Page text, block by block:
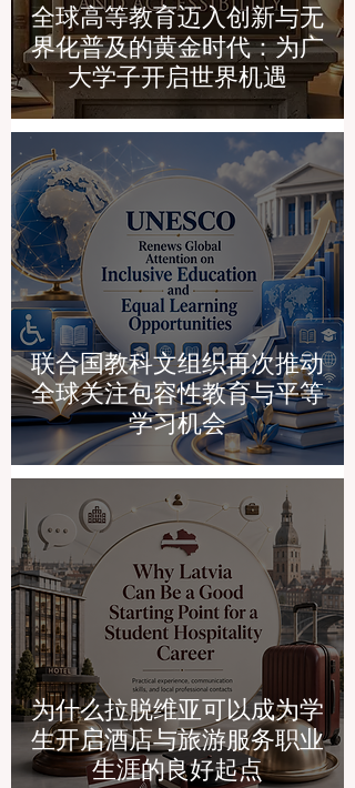
全球高等教育迈入创新与无
界化普及的黄金时代：为广
大学子开启世界机遇
联合国教科文组织再次推动
全球关注包容性教育与平等
学习机会
为什么拉脱维亚可以成为学
生开启酒店与旅游服务职业
生涯的良好起点